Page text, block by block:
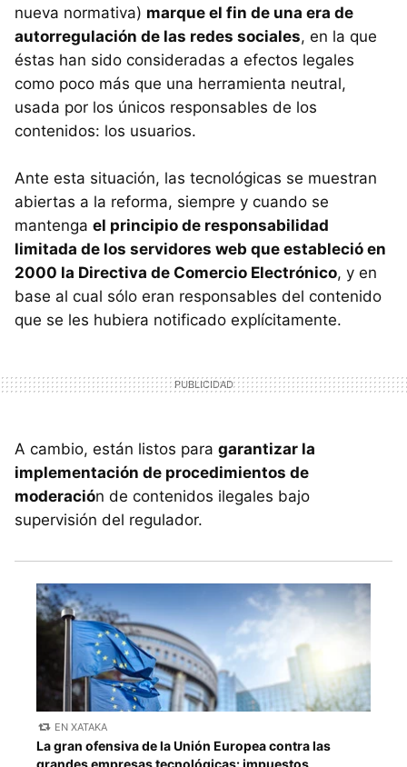
nueva normativa) marque el fin de una era de
autorregulación de las redes sociales, en la que
éstas han sido consideradas a efectos legales
como poco más que una herramienta neutral,
usada por los únicos responsables de los
contenidos: los usuarios.
Ante esta situación, las tecnológicas se muestran
abiertas a la reforma, siempre y cuando se
mantenga el principio de responsabilidad
limitada de los servidores web que estableció en
2000 la Directiva de Comercio Electrónico, y en
base al cual sólo eran responsables del contenido
que se les hubiera notificado explícitamente.
A cambio, están listos para garantizar la
implementación de procedimientos de
moderación de contenidos ilegales bajo
supervisión del regulador.
EN XATAKA
La gran ofensiva de la Unión Europea contra las
grandes empresas tecnológicas: impuestos,